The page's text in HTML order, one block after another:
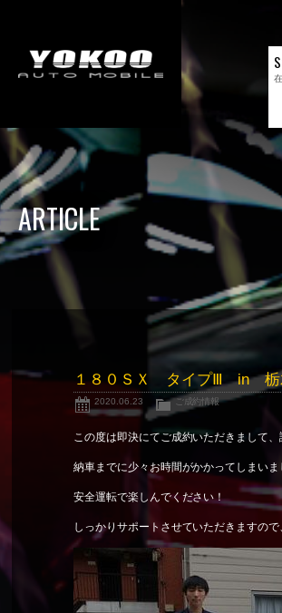
ARTICLE
１８０ＳＸ タイプⅢ in 栃
2020.06.23 ご成約情報
この度は即決にてご成約いただきまして
納車までに少々お時間がかかってしまい
安全運転で楽しんでください！
しっかりサポートさせていただきますの